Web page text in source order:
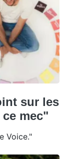
sur les
mec"
Voice."